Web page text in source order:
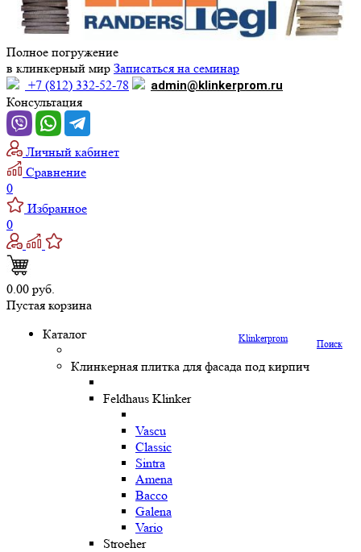
Полное погружение
в клинкерный мир Записаться на семинар
+7 (812) 332-52-78
admin@klinkerprom.ru
Консультация
Личный кабинет
Сравнение
0
Избранное
0
0.00 руб.
Пустая корзина
Поиск
Klinkerprom
Каталог
Клинкерная плитка для фасада под кирпич
Feldhaus Klinker
Vascu
Classic
Sintra
Amena
Bacco
Galena
Vario
Stroeher